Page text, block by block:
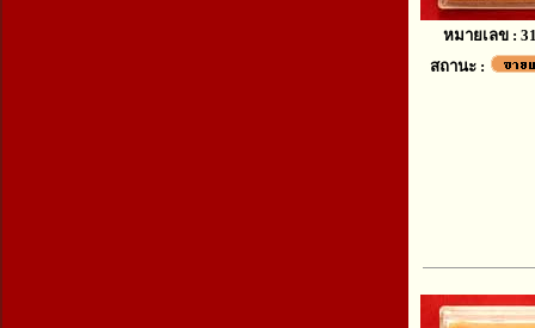
หมายเลข :
สถานะ :